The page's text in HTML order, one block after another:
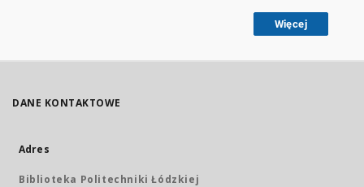
Więcej
DANE KONTAKTOWE
Adres
Biblioteka Politechniki Łódzkiej